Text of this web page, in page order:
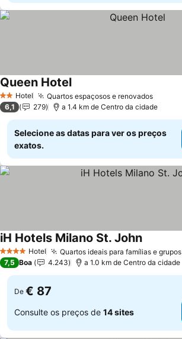
2 Estrelas
Hotel Quartos espaçosos e renovados
Queen Hotel
6,1 279 a 1.4 km de Centro da cidade
Selecione as datas para ver os preços
exatos.
4 EstrelasHotel Quartos ideais para famílias e grupos
iH Hotels Milano St. John
7,5 Boa 4.243 a 1.0 km de Centro da cidade
De € 87
Consulte os preços de 14 sites